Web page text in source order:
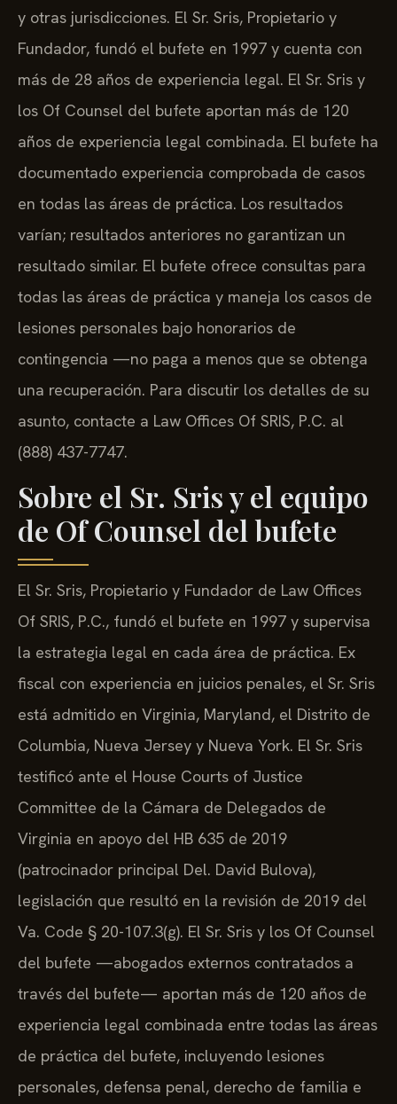
y otras jurisdicciones. El Sr. Sris, Propietario y
Fundador, fundó el bufete en 1997 y cuenta con
más de 28 años de experiencia legal. El Sr. Sris y
los Of Counsel del bufete aportan más de 120
años de experiencia legal combinada. El bufete ha
documentado experiencia comprobada de casos
en todas las áreas de práctica. Los resultados
varían; resultados anteriores no garantizan un
resultado similar. El bufete ofrece consultas para
todas las áreas de práctica y maneja los casos de
lesiones personales bajo honorarios de
contingencia —no paga a menos que se obtenga
una recuperación. Para discutir los detalles de su
asunto, contacte a Law Offices Of SRIS, P.C. al
(888) 437-7747.
Sobre el Sr. Sris y el equipo
de Of Counsel del bufete
El Sr. Sris, Propietario y Fundador de Law Offices
Of SRIS, P.C., fundó el bufete en 1997 y supervisa
la estrategia legal en cada área de práctica. Ex
fiscal con experiencia en juicios penales, el Sr. Sris
está admitido en Virginia, Maryland, el Distrito de
Columbia, Nueva Jersey y Nueva York. El Sr. Sris
testificó ante el House Courts of Justice
Committee de la Cámara de Delegados de
Virginia en apoyo del HB 635 de 2019
(patrocinador principal Del. David Bulova),
legislación que resultó en la revisión de 2019 del
Va. Code § 20-107.3(g). El Sr. Sris y los Of Counsel
del bufete —abogados externos contratados a
través del bufete— aportan más de 120 años de
experiencia legal combinada entre todas las áreas
de práctica del bufete, incluyendo lesiones
personales, defensa penal, derecho de familia e